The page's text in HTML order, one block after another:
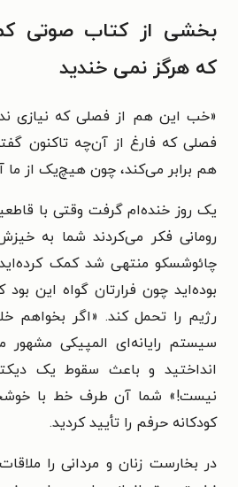
بخشی از کتاب صوتی
که هرگز نمی خندید
«خب این هم از فصلی که نیازی
فصلی که فارغ از آن‌چه تاکنون
هم برابر می‌کند، چون هیچ‌یک از ما
یک روز خنده‌ام گرفت وقتی با
رومانی فکر می‌کردند شما به
چائوشسکو منتهی شد کمک
بوده‌اید چون فرارتان گواه این
رژیم را تحمل کند. «اگر بخواهم
سیستم رایانه‌ای المپیکی مشهور
انداختید و باعث سقوط یک
نیست!» شما آن طرف خط با
کودکانه حرفم را تأیید کردید.